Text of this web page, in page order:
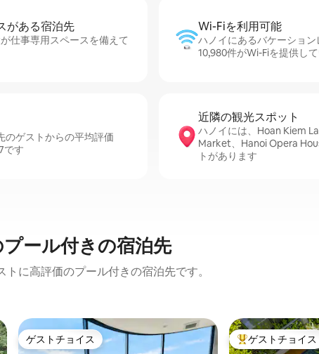
があ⁠る宿⁠泊⁠先
仕事専用スペースを備えて
Wi-Fiを利⁠用⁠可⁠能
ハノイにあるバケーション
10,980件がWi-Fiを提供し
のゲストからの平均評価
です
近隣の観光ス⁠ポ⁠ッ⁠ト
ハノイには、Hoan Kiem
Market、Hanoi Opera
トがあります
ール付きの宿泊先
に高評価のプール付きの宿泊先です。
ゲストチョイス
ゲストチョイス 大好評のゲスト
ゲストチョイス